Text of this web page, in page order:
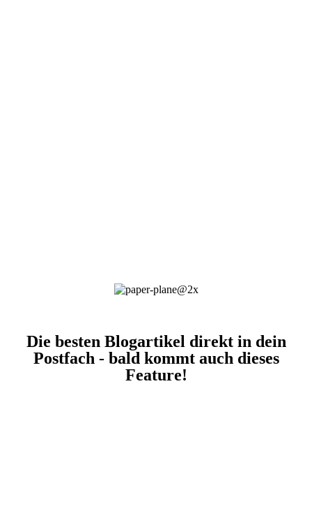
Die besten Blogartikel direkt in dein
Postfach - bald kommt auch dieses
Feature!